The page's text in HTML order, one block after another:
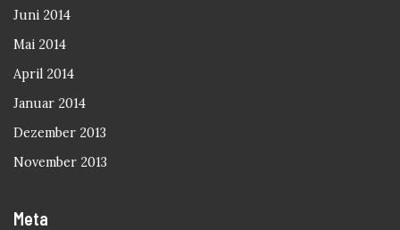
Juni 2014
Mai 2014
April 2014
Januar 2014
Dezember 2013
November 2013
Meta